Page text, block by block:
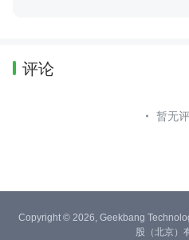
评论
暂无
Copyright © 2026, Geekbang
股（北京）